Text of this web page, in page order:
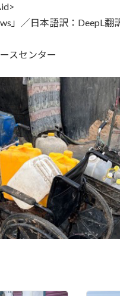
」／日本語訳：DeepL翻
スセンター